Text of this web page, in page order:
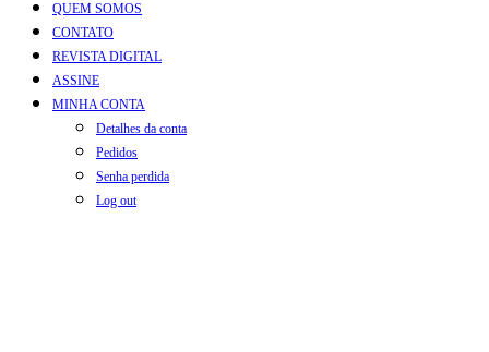
QUEM SOMOS
CONTATO
REVISTA DIGITAL
ASSINE
MINHA CONTA
Detalhes da conta
Pedidos
Senha perdida
Log out